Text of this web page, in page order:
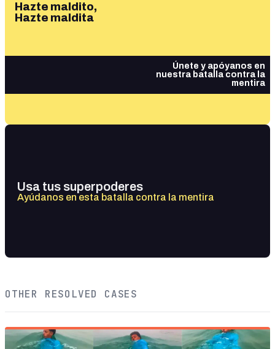
Hazte maldito,
Hazte maldita
Únete y apóyanos en
nuestra batalla contra la
mentira
Usa tus superpoderes
Ayúdanos en esta batalla contra la mentira
OTHER RESOLVED CASES